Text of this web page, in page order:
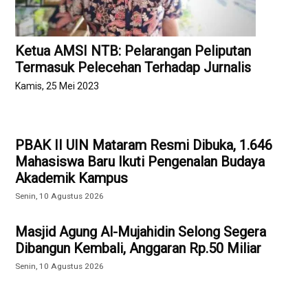
Ketua AMSI NTB: Pelarangan Peliputan
Termasuk Pelecehan Terhadap Jurnalis
Kamis, 25 Mei 2023
PBAK II UIN Mataram Resmi Dibuka, 1.646
Mahasiswa Baru Ikuti Pengenalan Budaya
Akademik Kampus
Senin, 10 Agustus 2026
Masjid Agung Al-Mujahidin Selong Segera
Dibangun Kembali, Anggaran Rp.50 Miliar
Senin, 10 Agustus 2026